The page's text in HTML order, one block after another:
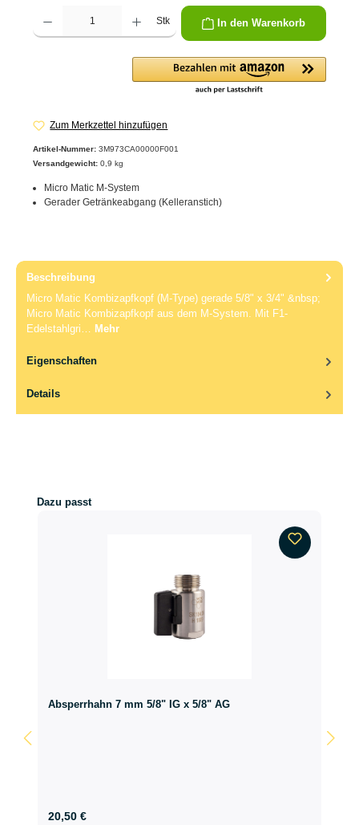
Produkt Anzahl: Gib den gewünschten Wert ein oder benutze die Schaltflächen um
Stk In den Warenkorb
Zum Merkzettel hinzufügen
Artikel-Nummer: 3M973CA00000F001
Versandgewicht: 0,9 kg
Micro Matic M-System
Gerader Getränkeabgang (Kelleranstich)
Beschreibung
Micro Matic Kombizapfkopf (M-Type) gerade 5/8" x 3/4" &nbsp;
Micro Matic Kombizapfkopf aus dem M-System. Mit F1-
Edelstahlgri… Mehr
Eigenschaften
Details
Produktgalerie überspringen
Dazu passt
Absperrhahn 7 mm 5/8" IG x 5/8" AG
20,50 €